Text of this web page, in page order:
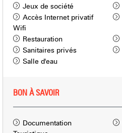
Jeux de société
Accès Internet privatif
Wifi
Restauration
Sanitaires privés
Salle d'eau
BON À SAVOIR
Documentation